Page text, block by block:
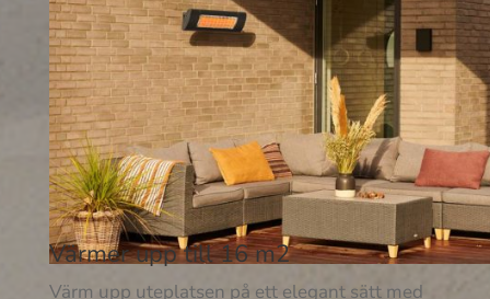
Värmer upp till 16 m2
Värm upp uteplatsen på ett elegant sätt med